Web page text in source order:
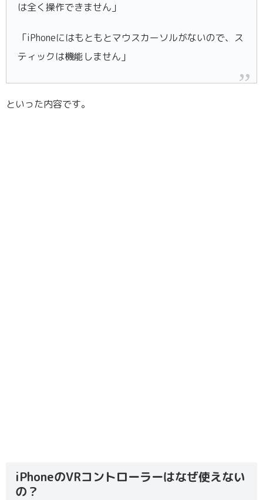
は全く操作できません」
「iPhoneにはもともとマウスカーソルがないので、ス
ティックは機能しません」
といった内容です。
iPhoneのVRコントローラーはなぜ使えない
の？